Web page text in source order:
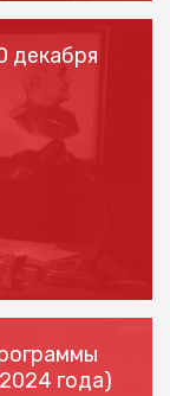
декабря
года)